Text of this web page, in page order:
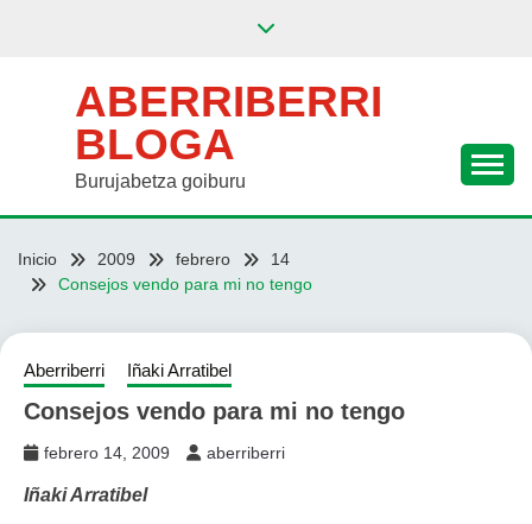
ABERRIBERRI
BLOGA
Burujabetza goiburu
Inicio 2009 febrero
14
Consejos vendo para mi no tengo
Aberriberri Iñaki Arratibel
Consejos vendo para mi no tengo
febrero 14, 2009 aberriberri
Iñaki Arratibel